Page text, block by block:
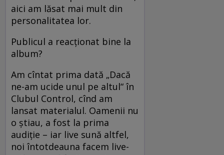
aici am lăsat mai mult din
personalitatea lor.
Publicul a reacționat bine la
album?
Am cîntat prima dată „Dacă
ne-am ucide unul pe altul“ în
Clubul Control, cînd am
lansat materialul. Oamenii nu
o știau, a fost la prima
audiție – iar live sună altfel,
noi întotdeauna facem live-